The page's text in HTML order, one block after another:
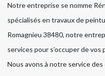
Notre entreprise se nomme
spécialisés en travaux de
Romagnieu 38480, notre
services pour s’occuper de
Nous avons à notre service